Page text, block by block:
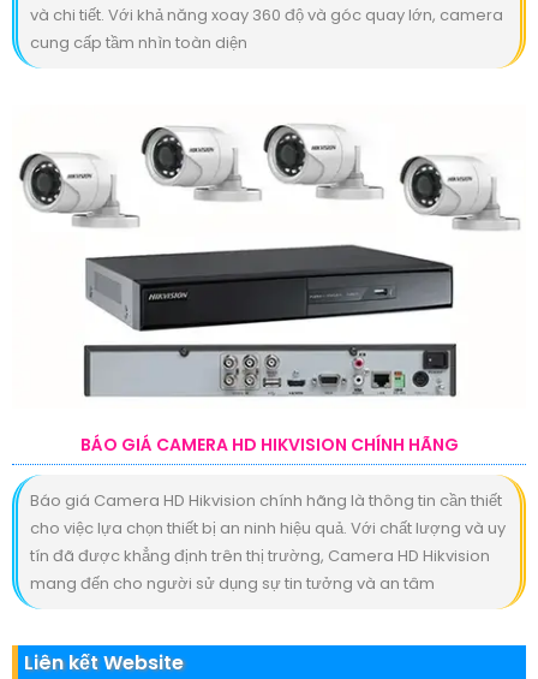
và chi tiết. Với khả năng xoay 360 độ và góc quay lớn, camera
cung cấp tầm nhìn toàn diện
BÁO GIÁ CAMERA HD HIKVISION CHÍNH HÃNG
Báo giá Camera HD Hikvision chính hãng là thông tin cần thiết
cho việc lựa chọn thiết bị an ninh hiệu quả. Với chất lượng và uy
tín đã được khẳng định trên thị trường, Camera HD Hikvision
mang đến cho người sử dụng sự tin tưởng và an tâm
Liên kết Website